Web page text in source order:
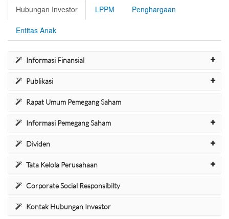
Hubungan Investor LPPM Penghargaan
Entitas Anak
Informasi Finansial
Publikasi
Rapat Umum Pemegang Saham
Informasi Pemegang Saham
Dividen
Tata Kelola Perusahaan
Corporate Social Responsibilty
Kontak Hubungan Investor